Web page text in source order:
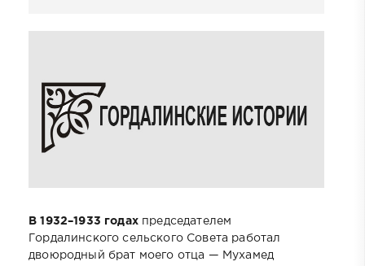
В 1932–1933 годахпредседателем
Гордалинского сельского Совета работал
двоюродный брат моего отца — Мухамед